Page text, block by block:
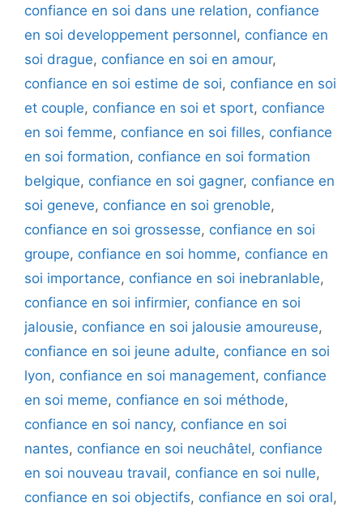
confiance en soi dans une relation, confiance
en soi developpement personnel, confiance en
soi drague, confiance en soi en amour,
confiance en soi estime de soi, confiance en soi
et couple, confiance en soi et sport, confiance
en soi femme, confiance en soi filles, confiance
en soi formation, confiance en soi formation
belgique, confiance en soi gagner, confiance en
soi geneve, confiance en soi grenoble,
confiance en soi grossesse, confiance en soi
groupe, confiance en soi homme, confiance en
soi importance, confiance en soi inebranlable,
confiance en soi infirmier, confiance en soi
jalousie, confiance en soi jalousie amoureuse,
confiance en soi jeune adulte, confiance en soi
lyon, confiance en soi management, confiance
en soi meme, confiance en soi méthode,
confiance en soi nancy, confiance en soi
nantes, confiance en soi neuchâtel, confiance
en soi nouveau travail, confiance en soi nulle,
confiance en soi objectifs, confiance en soi oral,